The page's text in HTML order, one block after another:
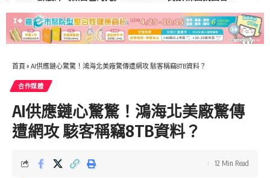
首頁 » AI供應鏈心驚驚！鴻海北美廠驚傳遭網攻 駭客稱竊8TB資料？
合作媒體
AI供應鏈心驚驚！鴻海北美廠驚傳
遭網攻 駭客稱竊8TB資料？
12 Min Read